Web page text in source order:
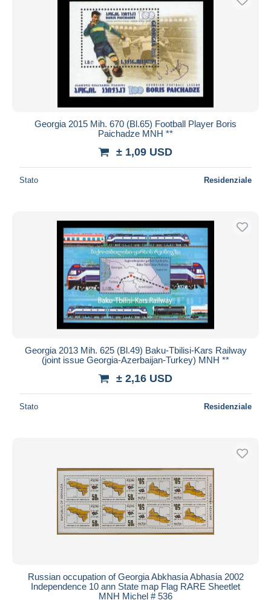
Georgia 2015 Mih. 670 (Bl.65) Football Player Boris
Paichadze MNH **
± 1,09 USD
Stato Residenziale
Georgia 2013 Mih. 625 (Bl.49) Baku-Tbilisi-Kars Railway
(joint issue Georgia-Azerbaijan-Turkey) MNH **
± 2,16 USD
Stato Residenziale
Russian occupation of Georgia Abkhasia Abhasia 2002
Independence 10 ann State map Flag RARE Sheetlet
MNH Michel # 536